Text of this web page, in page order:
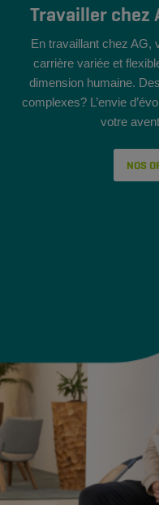
Travailler chez
En travaillant chez AG,
carrière variée et
dimension humaine.
complexes? L’envie
votre
NOS